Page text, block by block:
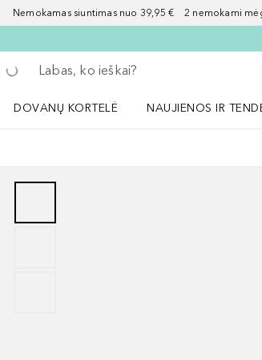
Nemokamas siuntimas nuo 39,95 € 2 nemokami
Grįžk atgal
Vykdykite paiešką
DOVANŲ KORTELĖ
NAUJIENOS IR